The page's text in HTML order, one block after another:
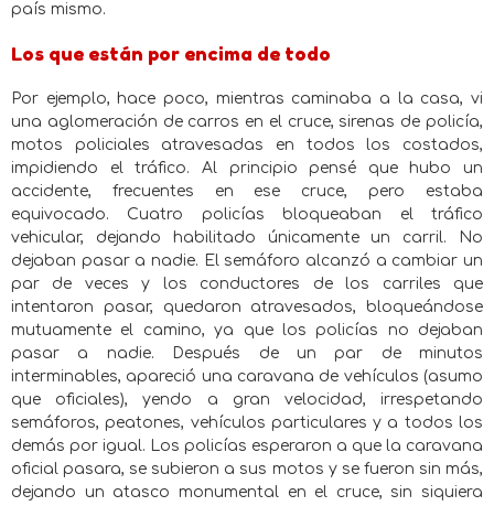
país mismo.
Los que están por encima de todo
Por ejemplo, hace poco, mientras caminaba a la casa, vi
una aglomeración de carros en el cruce, sirenas de policía,
motos policiales atravesadas en todos los costados,
impidiendo el tráfico. Al principio pensé que hubo un
accidente, frecuentes en ese cruce, pero estaba
equivocado. Cuatro policías bloqueaban el tráfico
vehicular, dejando habilitado únicamente un carril. No
dejaban pasar a nadie. El semáforo alcanzó a cambiar un
par de veces y los conductores de los carriles que
intentaron pasar, quedaron atravesados, bloqueándose
mutuamente el camino, ya que los policías no dejaban
pasar a nadie. Después de un par de minutos
interminables, apareció una caravana de vehículos (asumo
que oficiales), yendo a gran velocidad, irrespetando
semáforos, peatones, vehículos particulares y a todos los
demás por igual. Los policías esperaron a que la caravana
oficial pasara, se subieron a sus motos y se fueron sin más,
dejando un atasco monumental en el cruce, sin siquiera